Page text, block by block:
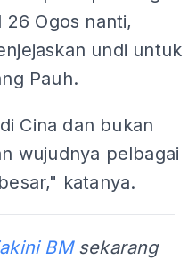
Ogos nanti,
undi untuk
Pauh.
Cina dan bukan
wujudnya pelbagai
katanya.
BMsekarang